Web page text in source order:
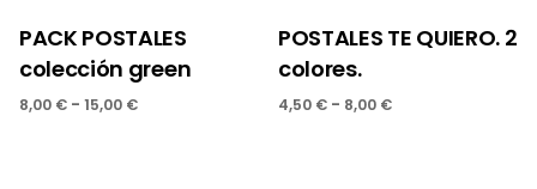
PACK POSTALES
colección green
8,00 € - 15,00 €Rango
POSTALES TE QUIERO. 2
colores.
4,50 € - 8,00 €Rango